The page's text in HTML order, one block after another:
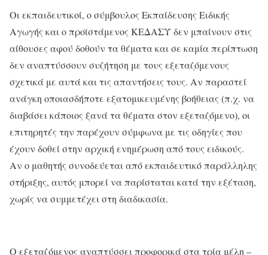
Οι εκπαιδευτικοί, ο σύμβουλος Εκπαίδευσης Ειδικής
Αγωγής και ο προϊστάμενος ΚΕΔΑΣΥ δεν μπαίνουν στις
αίθουσες αφού δοθούν τα θέματα και σε καμία περίπτωση
δεν αναπτύσσουν συζήτηση με τους εξεταζόμενους
σχετικά με αυτά και τις απαντήσεις τους. Αν παραστεί
ανάγκη οποιασδήποτε εξατομικευμένης βοήθειας (π.χ. να
διαβάσει κάποιος ξανά τα θέματα στον εξεταζόμενο), οι
επιτηρητές την παρέχουν σύμφωνα με τις οδηγίες που
έχουν δοθεί στην αρχική ενημέρωση από τους ειδικούς.
Αν ο μαθητής συνοδεύεται από εκπαιδευτικό παράλληλης
στήριξης, αυτός μπορεί να παρίσταται κατά την εξέταση,
χωρίς να συμμετέχει στη διαδικασία.
Ο εξεταζόμενος αναπτύσσει προφορικά στα τρία μέλη –